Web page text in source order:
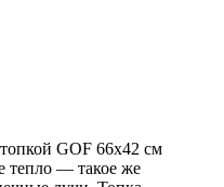
GOF 66х42 см
тепло — такое же